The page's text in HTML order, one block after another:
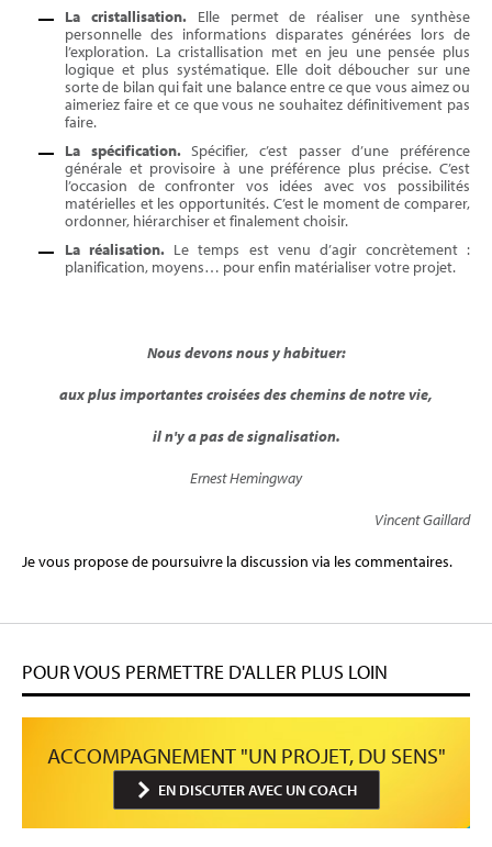
La cristallisation.Elle permet de réaliser une synthèse
personnelle des informations disparates générées lors de
l’exploration. La cristallisation met en jeu une pensée plus
logique et plus systématique. Elle doit déboucher sur une
sorte de bilan qui fait une balance entre ce que vous aimez ou
aimeriez faire et ce que vous ne souhaitez définitivement pas
faire.
La spécification.Spécifier, c’est passer d’une préférence
générale et provisoire à une préférence plus précise. C’est
l’occasion de confronter vos idées avec vos possibilités
matérielles et les opportunités. C’est le moment de comparer,
ordonner, hiérarchiser et finalement choisir.
La réalisation. Le temps est venu d’agir concrètement :
planification, moyens… pour enfin matérialiser votre projet.
Nous devons nous y habituer:
aux plus importantes croisées des chemins de notre vie,
il n'yapas de signalisation.
Ernest Hemingway
Vincent Gaillard
Je vous propose de poursuivre la discussion via les commentaires.
POUR VOUS PERMETTRE D'ALLER PLUS LOIN
ACCOMPAGNEMENT "UN PROJET, DU SENS"
EN DISCUTER AVEC UN COACH